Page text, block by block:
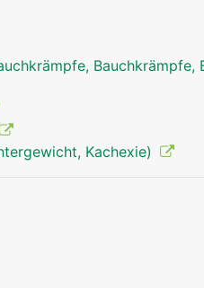
Bauchkrämpfe,
Kachexie)